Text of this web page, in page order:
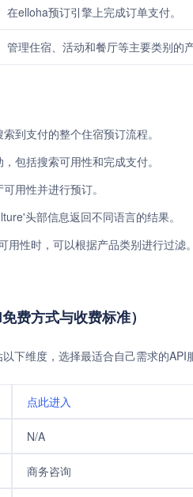
在elloha预订引擎上完成订单支付。
管理住宿、活动和餐厅等主要类别的
到支付的整个住宿预订流程。
包括搜索可用性和完成支付。
用性并进行预订。
头部信息返回不同语言的结果。
用性时，可以根据产品类别进行过滤
费方式与收费标准）
下维度，选择最适合自己需求的
点此进入
N/A
商务咨询